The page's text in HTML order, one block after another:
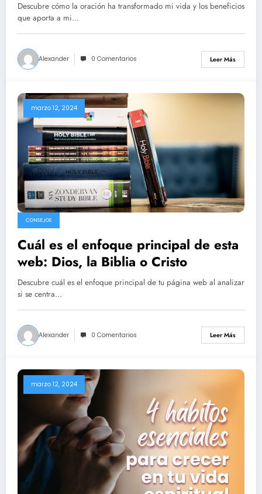
Descubre cómo la oración ha transformado mi vida y los beneficios
que aporta a mi…
Alexander 0 Comentarios Leer Más
marzo 12, 2024
CONSEJOS
Cuál es el enfoque principal de esta
web: Dios, la Biblia o Cristo
Descubre cuál es el enfoque principal de tu página web al analizar
si se centra…
Alexander 0 Comentarios Leer Más
marzo 12, 2024